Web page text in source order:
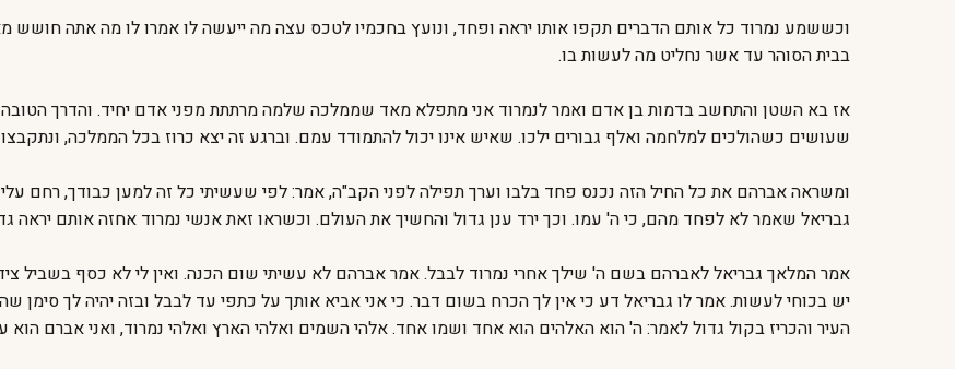
וכששמע נמרוד כל אותם הדברים תקפו אותו יראה ופחד, ונועץ בחכמיו לטכס עצה מה ייעשה לו אמרו לו מה אתה
בבית הסוהר עד אשר נחליט מה לעשות בו.
אז בא השטן והתחשב בדמות בן אדם ואמר לנמרוד אני מתפלא מאד שממלכה שלמה מרתתת מפני אדם יחיד. והדרך הטובה
שעושים כשהולכים למלחמה ואלף גבורים ילכו. שאיש אינו יכול להתמודד עמם. וברגע זה יצא כרוז בכל הממלכה,
ומשראה אברהם את כל החיל הזה נכנס פחד בלבו וערך תפילה לפני הקב"ה, אמר: לפי שעשיתי כל זה למען כבודך, רחם
גבריאל שאמר לא לפחד מהם, כי ה' עמו. וכך ירד ענן גדול והחשיך את העולם. וכשראו זאת אנשי נמרוד אחזה אותם יראה
אמר המלאך גבריאל לאברהם בשם ה' שילך אחרי נמרוד לבבל. אמר אברהם לא עשיתי שום הכנה. ואין לי לא כסף בשביל
יש בכוחי לעשות. אמר לו גבריאל דע כי אין לך הכרח בשום דבר. כי אני אביא אותך על כתפי עד לבבל ובזה יהיה לך סימן
העיר והכריז בקול גדול לאמר: ה' הוא האלהים הוא אחד ושמו אחד. אלהי השמים ואלהי הארץ ואלהי נמרוד, ואני אברם הוא